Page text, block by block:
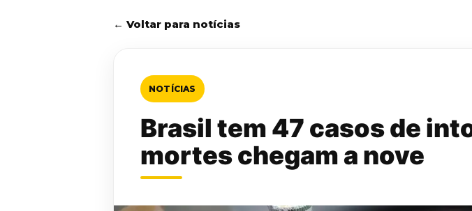
← Voltar para notícias
NOTÍCIAS
Brasil tem 47 casos de
mortes chegam a nove